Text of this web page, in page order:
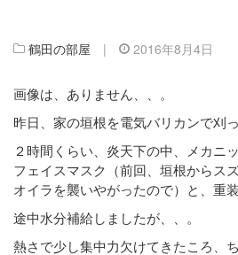
鶴田の部屋 | 2016年8月4日
画像は、ありません、、。
昨日、家の垣根を電気バリカンで刈
２時間くらい、炎天下の中、メカニ
フェイスマスク（前回、垣根からス
オイラを襲いやがったので）と、重装
途中水分補給しましたが、、。
熱さで少し集中力欠けてきたころ、